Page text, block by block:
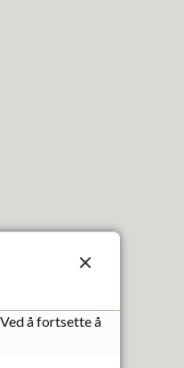
å fortsette å